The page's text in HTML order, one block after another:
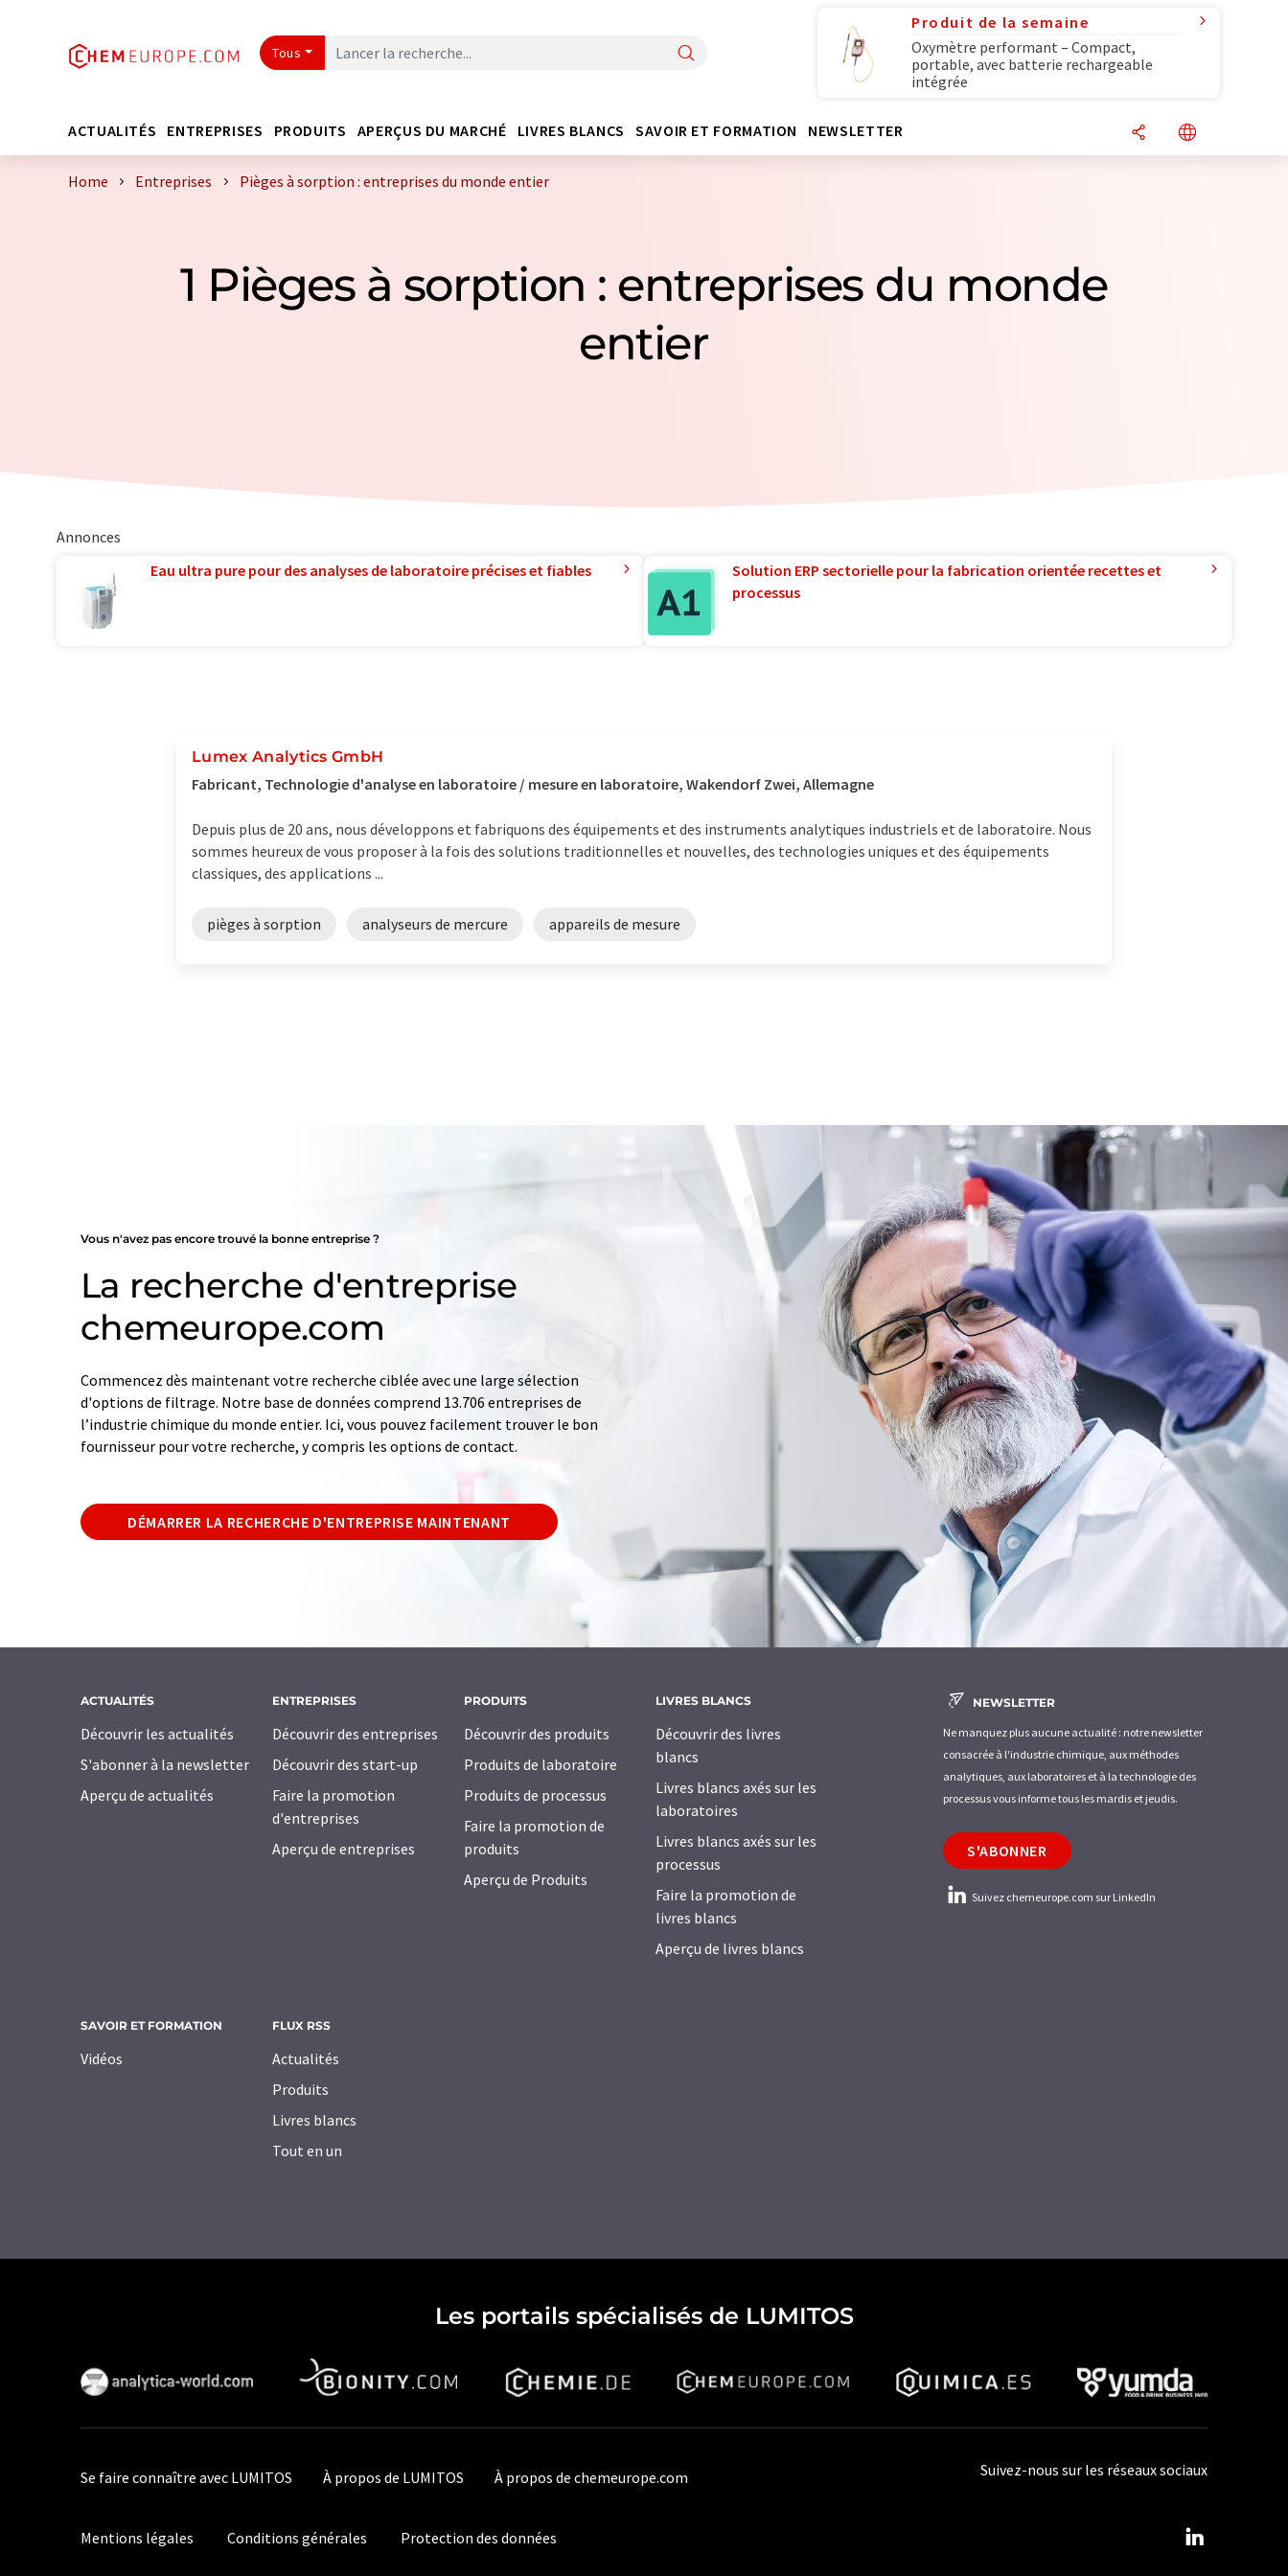
Tous
Produit de la semaine
Oxymètre performant – Compact,
portable, avec batterie rechargeable
intégrée
ACTUALITÉS ENTREPRISES PRODUITS APERÇUS DU MARCHÉ LIVRES BLANCS SAVOIR ET FORMATION NEWSLETTER
Home Entreprises Pièges à sorption : entreprises du monde entier
1 Pièges à sorption : entreprises du monde
entier
Annonces
Eau ultra pure pour des analyses de laboratoire précises et fiables
Solution ERP sectorielle pour la fabrication orientée recettes et
processus
Lumex Analytics GmbH
Fabricant, Technologie d'analyse en laboratoire / mesure en laboratoire, Wakendorf Zwei, Allemagne
Depuis plus de 20 ans, nous développons et fabriquons des équipements et des instruments analytiques industriels et de laboratoire. Nous
sommes heureux de vous proposer à la fois des solutions traditionnelles et nouvelles, des technologies uniques et des équipements
classiques, des applications ...
pièges à sorption analyseurs de mercure appareils de mesure
Vous n'avez pas encore trouvé la bonne entreprise ?
La recherche d'entreprise
chemeurope.com
Commencez dès maintenant votre recherche ciblée avec une large sélection
d'options de filtrage. Notre base de données comprend 13.706 entreprises de
l’industrie chimique du monde entier. Ici, vous pouvez facilement trouver le bon
fournisseur pour votre recherche, y compris les options de contact.
DÉMARRER LA RECHERCHE D'ENTREPRISE MAINTENANT
ACTUALITÉS
Découvrir les actualités
S'abonner à la newsletter
Aperçu de actualités
ENTREPRISES
Découvrir des entreprises
Découvrir des start-up
Faire la promotion
d'entreprises
Aperçu de entreprises
PRODUITS
Découvrir des produits
Produits de laboratoire
Produits de processus
Faire la promotion de
produits
Aperçu de Produits
LIVRES BLANCS
Découvrir des livres
blancs
Livres blancs axés sur les
laboratoires
Livres blancs axés sur les
processus
Faire la promotion de
livres blancs
Aperçu de livres blancs
SAVOIR ET FORMATION
Vidéos
FLUX RSS
Actualités
Produits
Livres blancs
Tout en un
NEWSLETTER
Ne manquez plus aucune actualité : notre newsletter
consacrée à l'industrie chimique, aux méthodes
analytiques, aux laboratoires et à la technologie des
processus vous informe tous les mardis et jeudis.
S'ABONNER
Suivez chemeurope.com sur LinkedIn
Les portails spécialisés de LUMITOS
Se faire connaître avec LUMITOS À propos de LUMITOS À propos de chemeurope.com
Mentions légales Conditions générales Protection des données
Suivez-nous sur les réseaux sociaux